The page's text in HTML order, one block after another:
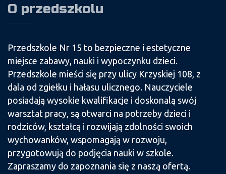
O przedszkolu
Przedszkole Nr 15 to bezpieczne i estetyczne
miejsce zabawy, nauki i wypoczynku dzieci.
Przedszkole mieści się przy ulicy Krzyskiej 108, z
dala od zgiełku i hałasu ulicznego. Nauczyciele
posiadają wysokie kwalifikacje i doskonalą swój
warsztat pracy, są otwarci na potrzeby dzieci i
rodziców, kształcą i rozwijają zdolności swoich
wychowanków, wspomagają w rozwoju,
przygotowują do podjęcia nauki w szkole.
Zapraszamy do zapoznania się z naszą ofertą.